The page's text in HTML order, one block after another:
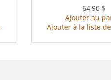
64,90 $
Ajouter au
Ajouter à la liste